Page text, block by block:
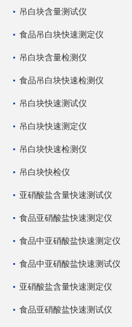
吊白块含量测试仪
食品吊白块快速测定仪
吊白块含量检测仪
食品吊白块快速检测仪
吊白块快速测试仪
吊白块快速测定仪
吊白块快速检测仪
吊白块快检仪
亚硝酸盐含量快速测试仪
食品亚硝酸盐快速测定仪
食品中亚硝酸盐快速测定仪
食品中亚硝酸盐快速测试仪
亚硝酸盐含量快速测定仪
食品亚硝酸盐快速测试仪